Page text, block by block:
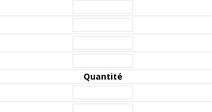
Quantité